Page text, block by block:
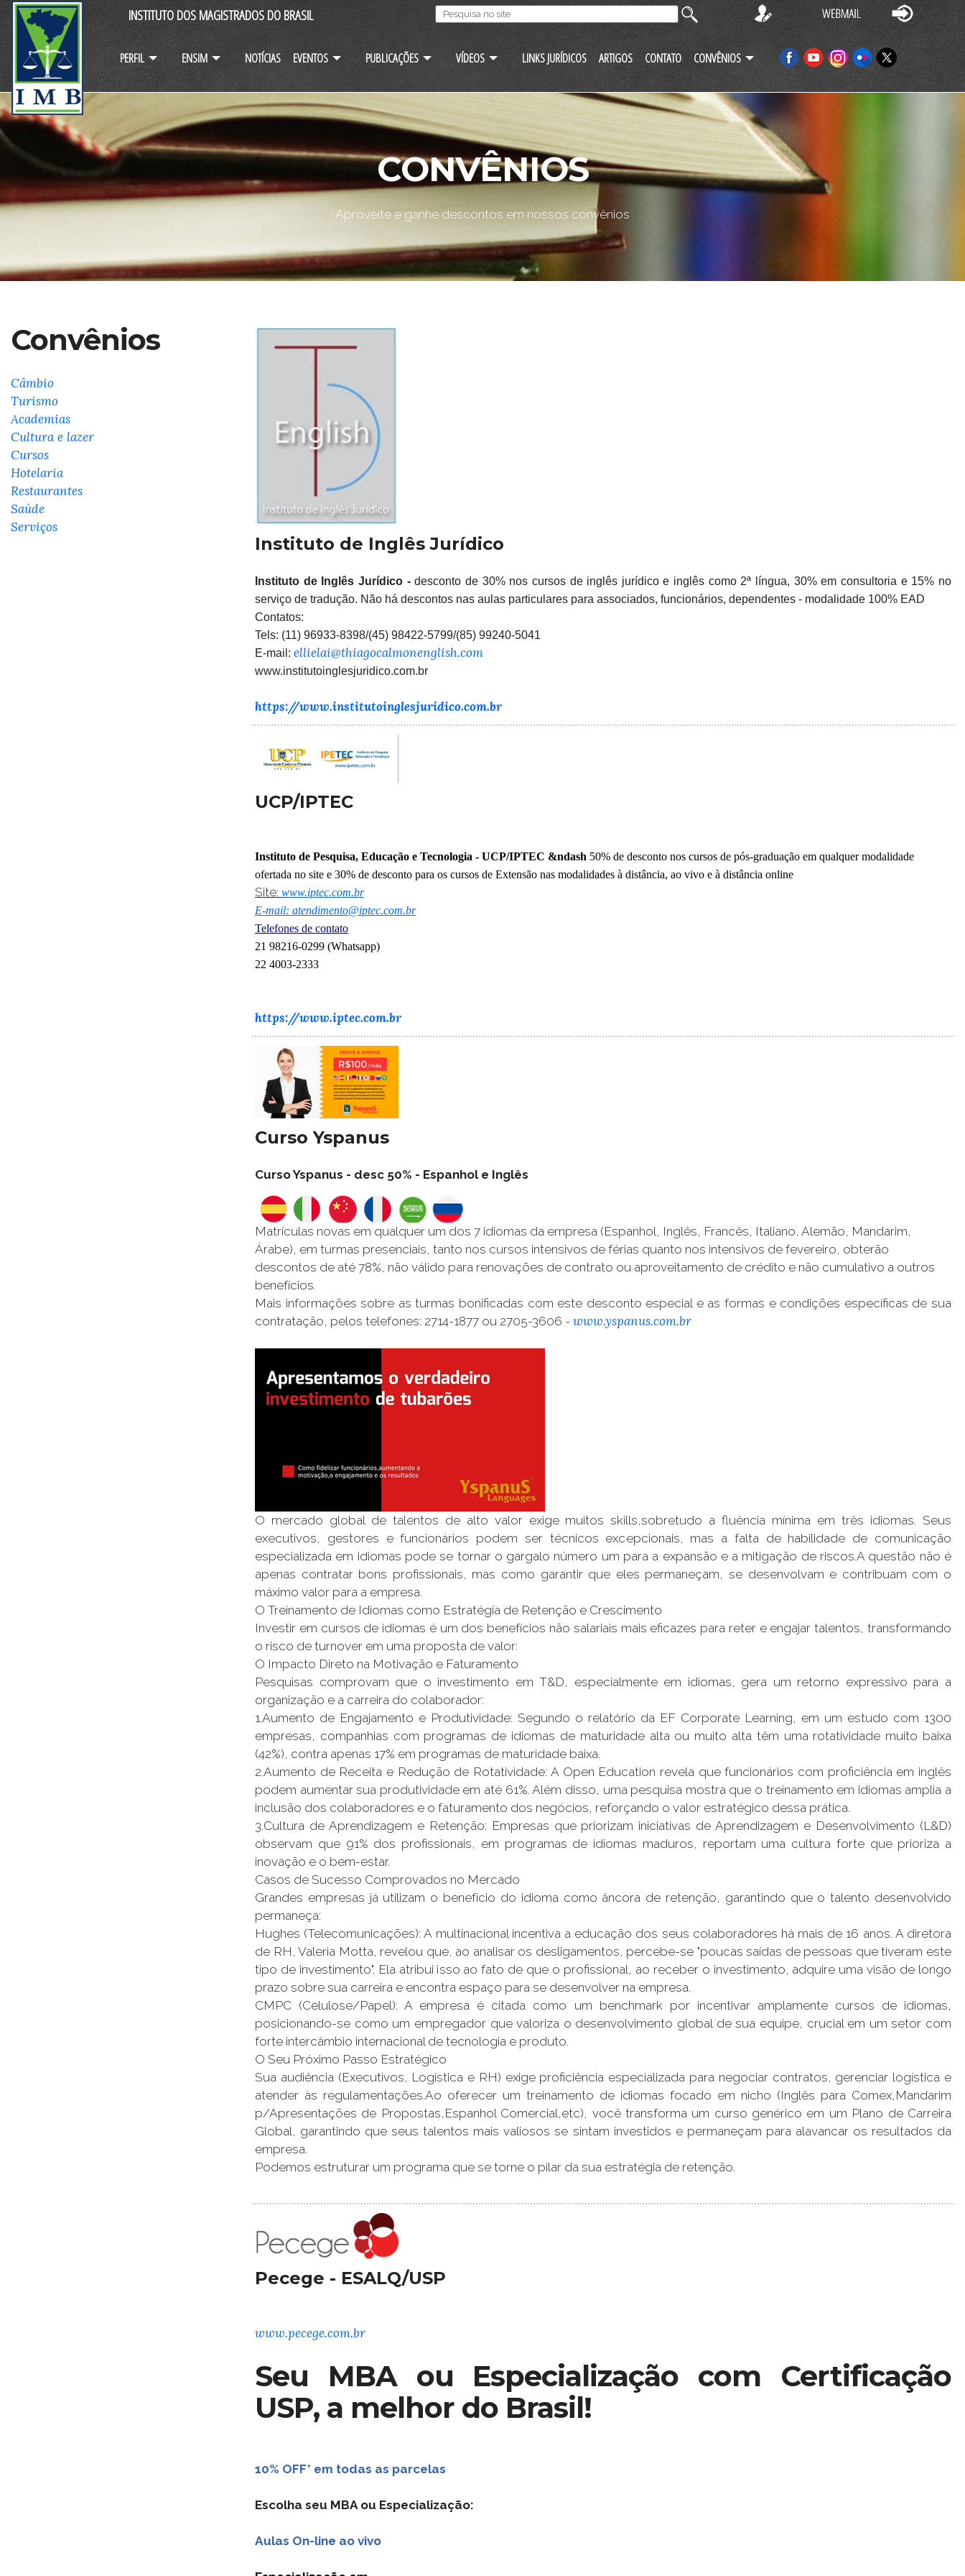
INSTITUTO DOS MAGISTRADOS DO BRASIL
PERFIL ENSIM NOTÍCIAS EVENTOS PUBLICAÇÕES VÍDEOS LINKS JURÍDICOS ARTIGOS CONTATO CONVÊNIOS
CONVÊNIOS
Aproveite e ganhe descontos em nossos convênios
Convênios
Câmbio
Turismo
Academias
Cultura e lazer
Cursos
Hotelaria
Restaurantes
Saúde
Serviços
Instituto de Inglês Jurídico
Instituto de Inglês Jurídico - desconto de 30% nos cursos de inglês jurídico e inglês como 2ª língua, 30% em consultoria e 15% no
serviço de tradução. Não há descontos nas aulas particulares para associados, funcionários, dependentes - modalidade 100% EAD
Contatos:
Tels: (11) 96933-8398/(45) 98422-5799/(85) 99240-5041
E-mail: ellielai@thiagocalmonenglish.com
www.institutoinglesjuridico.com.br
https://www.institutoinglesjuridico.com.br
UCP/IPTEC
Instituto de Pesquisa, Educação e Tecnologia - UCP/IPTEC &ndash 50% de desconto nos cursos de pós-graduação em qualquer modalidade
ofertada no site e 30% de desconto para os cursos de Extensão nas modalidades à distância, ao vivo e à distância online
Site: www.iptec.com.br
E-mail: atendimento@iptec.com.br
Telefones de contato
21 98216-0299 (Whatsapp)
22 4003-2333
https://www.iptec.com.br
Curso Yspanus
Curso Yspanus - desc 50% - Espanhol e Inglês
Matrículas novas em qualquer um dos 7 idiomas da empresa (Espanhol, Inglês, Francês, Italiano, Alemão, Mandarim,
Árabe), em turmas presenciais, tanto nos cursos intensivos de férias quanto nos intensivos de fevereiro, obterão
descontos de até 78%, não válido para renovações de contrato ou aproveitamento de crédito e não cumulativo a outros
benefícios.
Mais informações sobre as turmas bonificadas com este desconto especial e as formas e condições específicas de sua
contratação, pelos telefones: 2714-1877 ou 2705-3606 - www.yspanus.com.br
O mercado global de talentos de alto valor exige muitos skills,sobretudo a fluência mínima em três idiomas. Seus
executivos, gestores e funcionários podem ser técnicos excepcionais, mas a falta de habilidade de comunicação
especializada em idiomas pode se tornar o gargalo número um para a expansão e a mitigação de riscos.A questão não é
apenas contratar bons profissionais, mas como garantir que eles permaneçam, se desenvolvam e contribuam com o
máximo valor para a empresa.
O Treinamento de Idiomas como Estratégia de Retenção e Crescimento
Investir em cursos de idiomas é um dos benefícios não salariais mais eficazes para reter e engajar talentos, transformando
o risco de turnover em uma proposta de valor:
O Impacto Direto na Motivação e Faturamento
Pesquisas comprovam que o investimento em T&D, especialmente em idiomas, gera um retorno expressivo para a
organização e a carreira do colaborador:
1.Aumento de Engajamento e Produtividade: Segundo o relatório da EF Corporate Learning, em um estudo com 1300
empresas, companhias com programas de idiomas de maturidade alta ou muito alta têm uma rotatividade muito baixa
(42%), contra apenas 17% em programas de maturidade baixa.
2.Aumento de Receita e Redução de Rotatividade: A Open Education revela que funcionários com proficiência em inglês
podem aumentar sua produtividade em até 61%. Além disso, uma pesquisa mostra que o treinamento em idiomas amplia a
inclusão dos colaboradores e o faturamento dos negócios, reforçando o valor estratégico dessa prática.
3.Cultura de Aprendizagem e Retenção: Empresas que priorizam iniciativas de Aprendizagem e Desenvolvimento (L&D)
observam que 91% dos profissionais, em programas de idiomas maduros, reportam uma cultura forte que prioriza a
inovação e o bem-estar.
Casos de Sucesso Comprovados no Mercado
Grandes empresas já utilizam o benefício do idioma como âncora de retenção, garantindo que o talento desenvolvido
permaneça:
Hughes (Telecomunicações): A multinacional incentiva a educação dos seus colaboradores há mais de 16 anos. A diretora
de RH, Valeria Motta, revelou que, ao analisar os desligamentos, percebe-se "poucas saídas de pessoas que tiveram este
tipo de investimento". Ela atribui isso ao fato de que o profissional, ao receber o investimento, adquire uma visão de longo
prazo sobre sua carreira e encontra espaço para se desenvolver na empresa.
CMPC (Celulose/Papel): A empresa é citada como um benchmark por incentivar amplamente cursos de idiomas,
posicionando-se como um empregador que valoriza o desenvolvimento global de sua equipe, crucial em um setor com
forte intercâmbio internacional de tecnologia e produto.
O Seu Próximo Passo Estratégico
Sua audiência (Executivos, Logística e RH) exige proficiência especializada para negociar contratos, gerenciar logística e
atender às regulamentações.Ao oferecer um treinamento de idiomas focado em nicho (Inglês para Comex,Mandarim
p/Apresentações de Propostas,Espanhol Comercial,etc), você transforma um curso genérico em um Plano de Carreira
Global, garantindo que seus talentos mais valiosos se sintam investidos e permaneçam para alavancar os resultados da
empresa.
Podemos estruturar um programa que se torne o pilar da sua estratégia de retenção.
Pecege - ESALQ/USP
www.pecege.com.br
Seu MBA ou Especialização com Certificação
USP, a melhor do Brasil!
10% OFF* em todas as parcelas
Escolha seu MBA ou Especialização:
Aulas On-line ao vivo